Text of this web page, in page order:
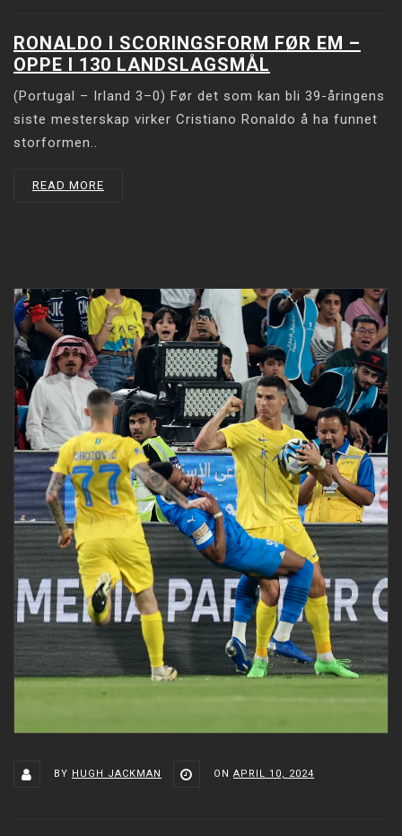
RONALDO I SCORINGSFORM FØR EM –
OPPE I 130 LANDSLAGSMÅL
(Portugal – Irland 3–0) Før det som kan bli 39-åringens
siste mesterskap virker Cristiano Ronaldo å ha funnet
storformen..
READ MORE
BY HUGH JACKMAN ON APRIL 10, 2024